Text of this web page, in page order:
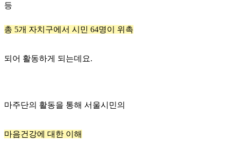
등
총 5개 자치구에서 시민 64명이 위촉
되어 활동하게 되는데요.
마주단의 활동을 통해 서울시민의
마음건강에 대한 이해